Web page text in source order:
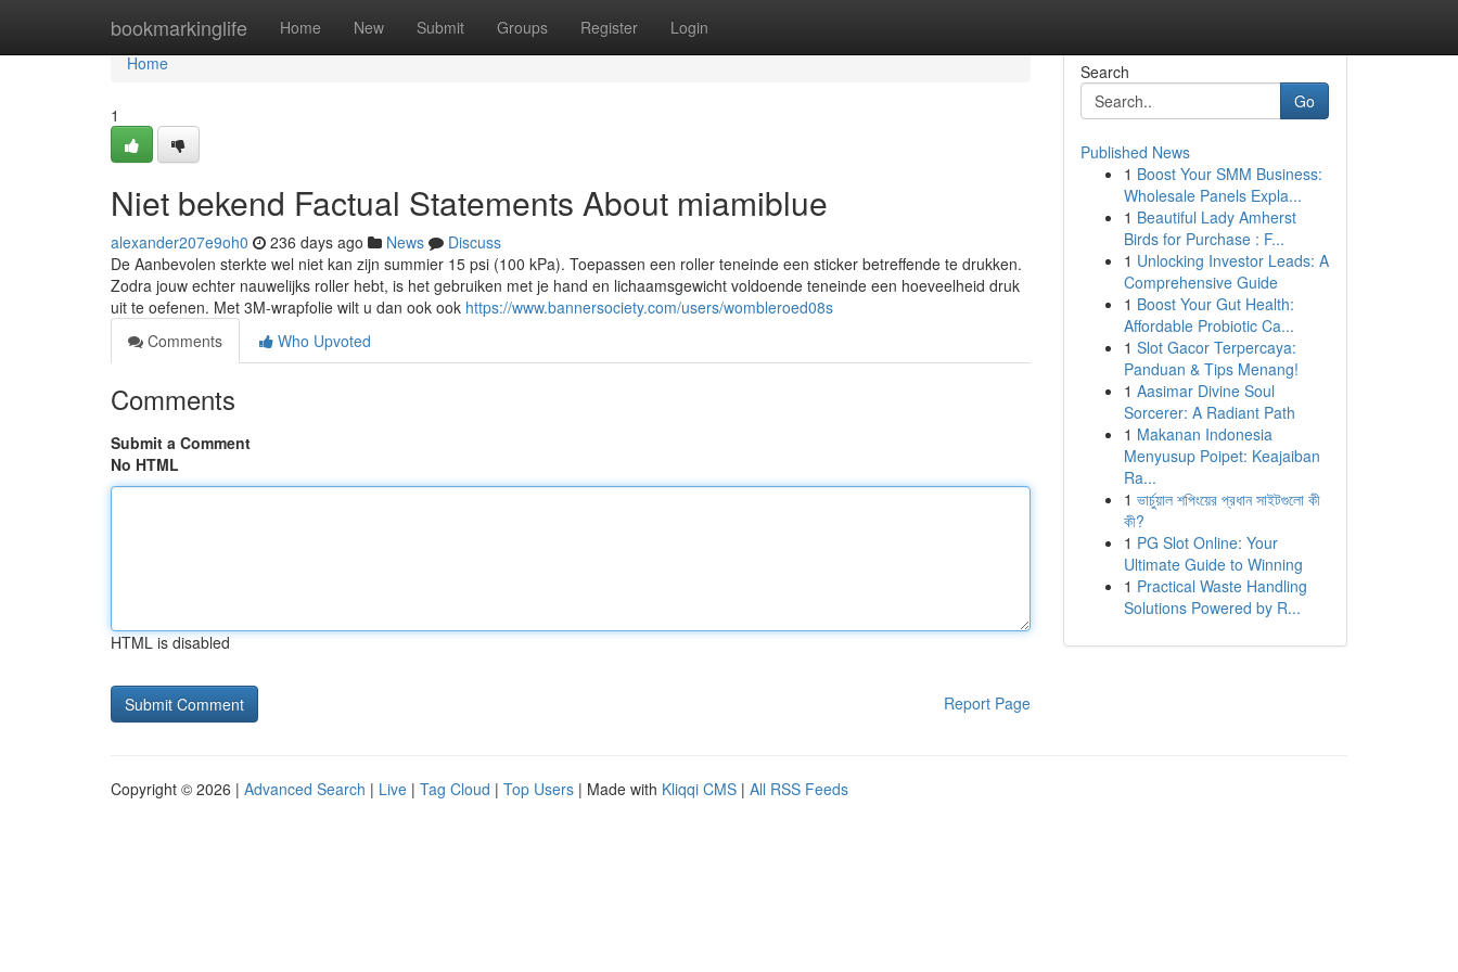
bookmarkinglife Home New Submit Groups Register Login
Home
Home
1
Niet bekend Factual Statements About miamiblue
alexander207e9oh0 236 days ago News
Discuss
De Aanbevolen sterkte wel niet kan zijn summier 15 psi (100 kPa). Toepassen een roller teneinde een sticker betreffende te drukken.
Zodra jouw echter nauwelijks roller hebt, is het gebruiken met je hand en lichaamsgewicht voldoende teneinde een hoeveelheid druk
uit te oefenen. Met 3M-wrapfolie wilt u dan ook ook https://www.bannersociety.com/users/wombleroed08s
Comments
Who Upvoted
Comments
Submit a Comment
No HTML
HTML is disabled
Report Page
Search
Go
Published News
1 Boost Your SMM Business:
Wholesale Panels Expla...
1 Beautiful Lady Amherst
Birds for Purchase : F...
1 Unlocking Investor Leads: A
Comprehensive Guide
1 Boost Your Gut Health:
Affordable Probiotic Ca...
1 Slot Gacor Terpercaya:
Panduan & Tips Menang!
1 Aasimar Divine Soul
Sorcerer: A Radiant Path
1 Makanan Indonesia
Menyusup Poipet: Keajaiban
Ra...
1 ভার্চুয়াল শপিংয়ের প্রধান সাইটগুলো কী
কী?
1 PG Slot Online: Your
Ultimate Guide to Winning
1 Practical Waste Handling
Solutions Powered by R...
Copyright © 2026 | Advanced Search | Live | Tag Cloud | Top Users | Made with Kliqqi CMS | All RSS Feeds